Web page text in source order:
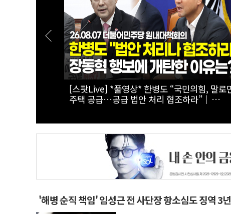
[스팟Live] *풀영상* "부동산 지옥 고집한다
면!"...李대통령 향한 장동혁의 서슬퍼런 일갈 |
'해병 순직 책임' 임성근 전 사단장 항소심도 징역 3년